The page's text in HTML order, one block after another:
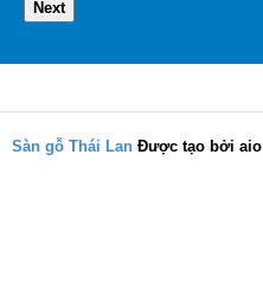
Next
Sàn gỗ Thái Lan Được tạo bởi